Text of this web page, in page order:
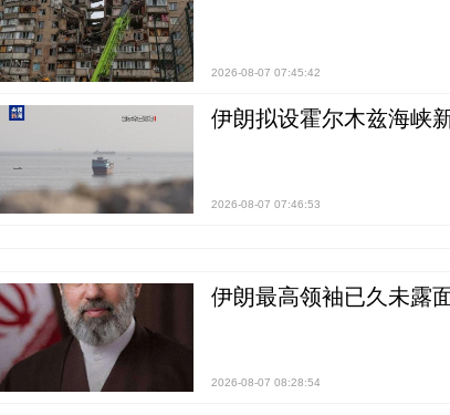
2026-08-07 07:45:42
伊朗拟设霍尔木兹海峡
2026-08-07 07:46:53
伊朗最高领袖已久未露
2026-08-07 08:28:54